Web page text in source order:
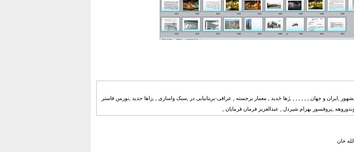
,ایران و جهان , , , , , , ,زَها حَدید , معمار برجسته , عراقی-بریتانیایی در ,سبک واسازی , ,زاها حدید ,نورمن فاستر
,پروفسور بهرام شیردل , عبدالعزیز فرمان فرمایان ,
خان